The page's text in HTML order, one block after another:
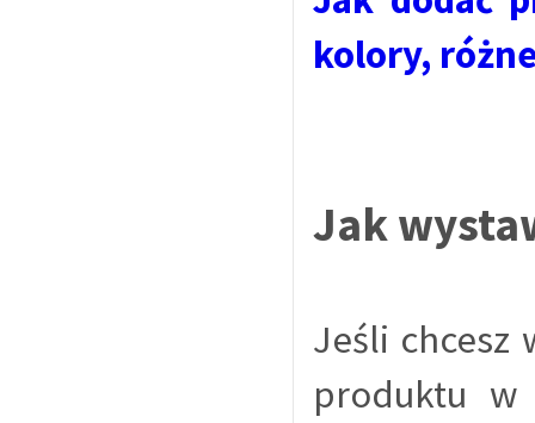
kolory,
Jak
Jeśli chcesz
produktu w